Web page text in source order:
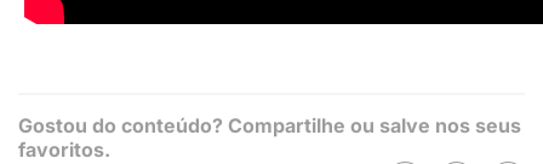
Gostou do conteúdo? Compartilhe ou salve nos seus
favoritos.